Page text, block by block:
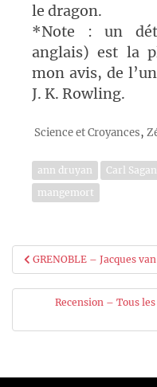
le dragon.
*Note : un
anglais) est la
mon avis, de
J. K. Rowling.
Science et Croyances,
ann druyan Carl Sagan
mangemort
Navigation
de
l’article
GRENOBLE – Jacques
Recension – Tous